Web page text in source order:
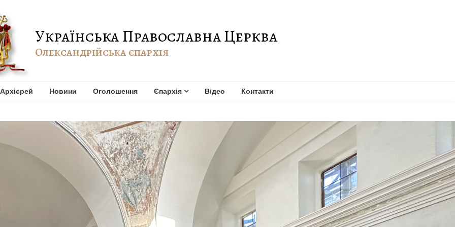
Українська Православна Церква
Олександрійська єпархія
Архієрей Новини Оголошення Єпархія Відео Контакти